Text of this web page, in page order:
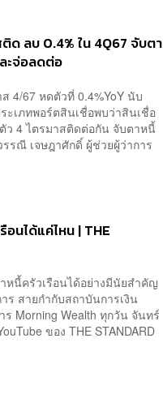
ด ลบ 0.4% ใน 4Q67 จับตา
ะจ่อลดต่อ
4/67 หดตัวที่ 0.4%YoY นับ
ะเภทพอร์ตสินเชื่อพบว่าสินเชื่อ
ว 4 ไตรมาสติดต่อกัน จับตาหนี้
รณี เจษฎาศักดิ์ ผู้ช่วยผู้ว่าการ
อนได้แค่ไหน | THE
หนี้ครัวเรือนได้อย่างมีนัยสำคัญ
สายกำกับสถาบันการเงิน
Morning Wealth ทุกวัน จันทร์
ของ THE STANDARD